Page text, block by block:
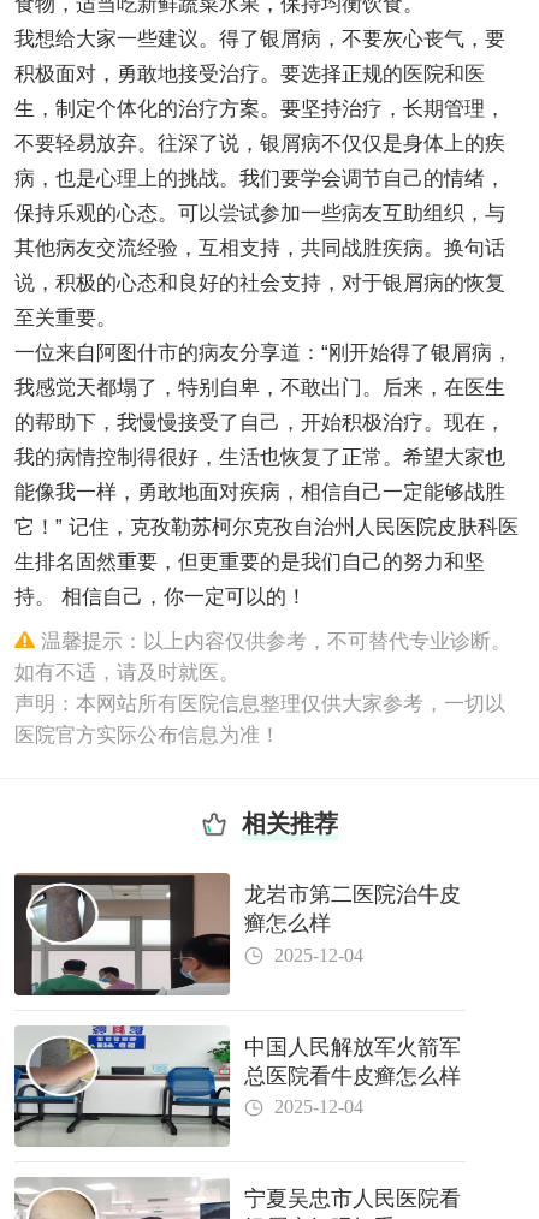
我想给大家一些建议。得了银屑病，不要灰心丧气，要
积极面对，勇敢地接受治疗。要选择正规的医院和医
生，制定个体化的治疗方案。要坚持治疗，长期管理，
不要轻易放弃。往深了说，银屑病不仅仅是身体上的疾
病，也是心理上的挑战。我们要学会调节自己的情绪，
保持乐观的心态。可以尝试参加一些病友互助组织，与
其他病友交流经验，互相支持，共同战胜疾病。换句话
说，积极的心态和良好的社会支持，对于银屑病的恢复
至关重要。
一位来自阿图什市的病友分享道：“刚开始得了银屑病，
我感觉天都塌了，特别自卑，不敢出门。后来，在医生
的帮助下，我慢慢接受了自己，开始积极治疗。现在，
我的病情控制得很好，生活也恢复了正常。希望大家也
能像我一样，勇敢地面对疾病，相信自己一定能够战胜
它！” 记住，克孜勒苏柯尔克孜自治州人民医院皮肤科医
生排名固然重要，但更重要的是我们自己的努力和坚
持。 相信自己，你一定可以的！
温馨提示：以上内容仅供参考，不可替代专业诊断。
如有不适，请及时就医。
声明：本网站所有医院信息整理仅供大家参考，一切以
医院官方实际公布信息为准！
相关推荐
龙岩市第二医院治牛皮
癣怎么样
2025-12-04
中国人民解放军火箭军
总医院看牛皮癣怎么样
2025-12-04
宁夏吴忠市人民医院看